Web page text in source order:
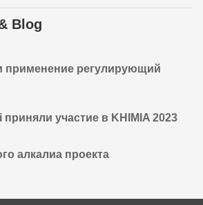
Blog
применение регулирующий
участие в KHIMIA 2023
алкалиа проекта